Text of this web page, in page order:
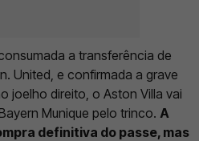
a transferência de
United, e confirmada a grave
joelho direito, o Aston Villa vai
Munique pelo trinco. A
definitiva do passe, mas